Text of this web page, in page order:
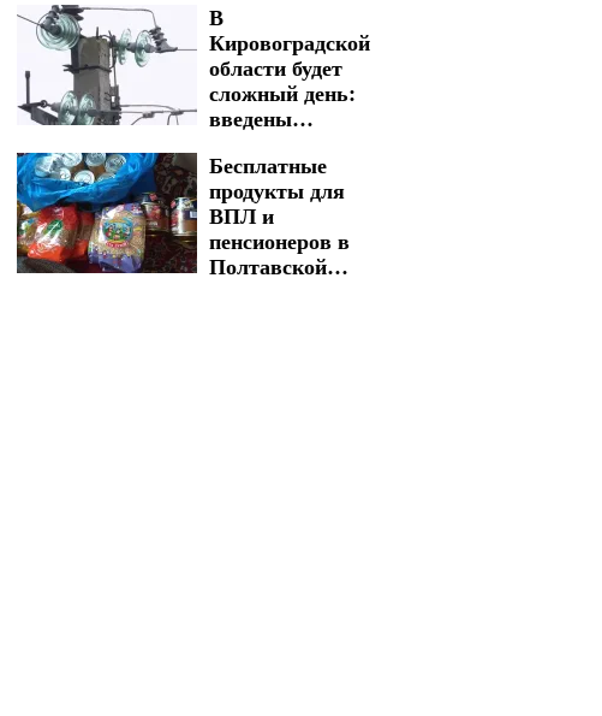
В
Кировоградской
области будет
сложный день:
введены
графики
отключения света
на 5 и 6 августа
Бесплатные
продукты для
ВПЛ и
пенсионеров в
Полтавской